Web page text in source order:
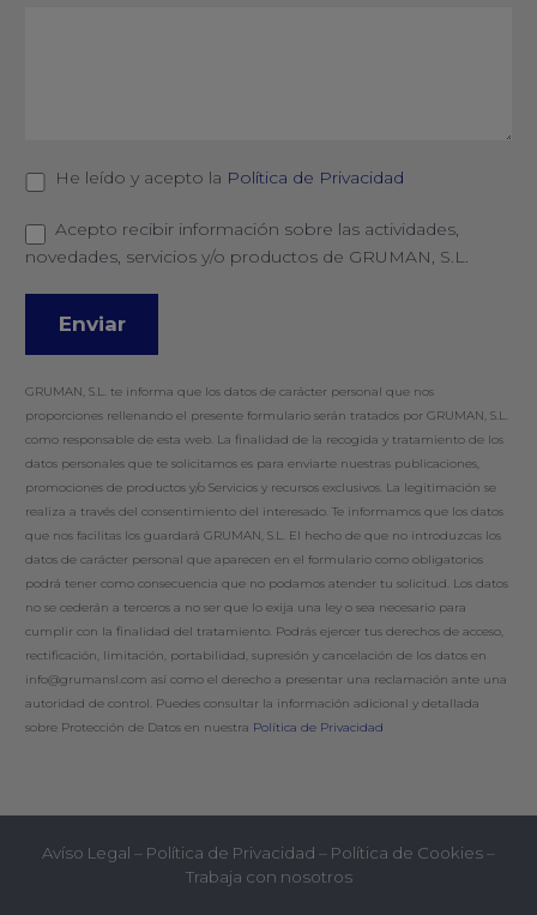
He leído y acepto la Política de Privacidad
Acepto recibir información sobre las actividades,
novedades, servicios y/o productos de GRUMAN, S.L.
GRUMAN, S.L. te informa que los datos de carácter personal que nos
proporciones rellenando el presente formulario serán tratados por GRUMAN, S.L.
como responsable de esta web. La finalidad de la recogida y tratamiento de los
datos personales que te solicitamos es para enviarte nuestras publicaciones,
promociones de productos y/o Servicios y recursos exclusivos. La legitimación se
realiza a través del consentimiento del interesado. Te informamos que los datos
que nos facilitas los guardará GRUMAN, S.L. El hecho de que no introduzcas los
datos de carácter personal que aparecen en el formulario como obligatorios
podrá tener como consecuencia que no podamos atender tu solicitud. Los datos
no se cederán a terceros a no ser que lo exija una ley o sea necesario para
cumplir con la finalidad del tratamiento. Podrás ejercer tus derechos de acceso,
rectificación, limitación, portabilidad, supresión y cancelación de los datos en
info@grumansl.com así como el derecho a presentar una reclamación ante una
autoridad de control. Puedes consultar la información adicional y detallada
sobre Protección de Datos en nuestra Política de Privacidad
Avíso Legal – Política de Privacidad – Política de Cookies–
Trabaja con nosotros